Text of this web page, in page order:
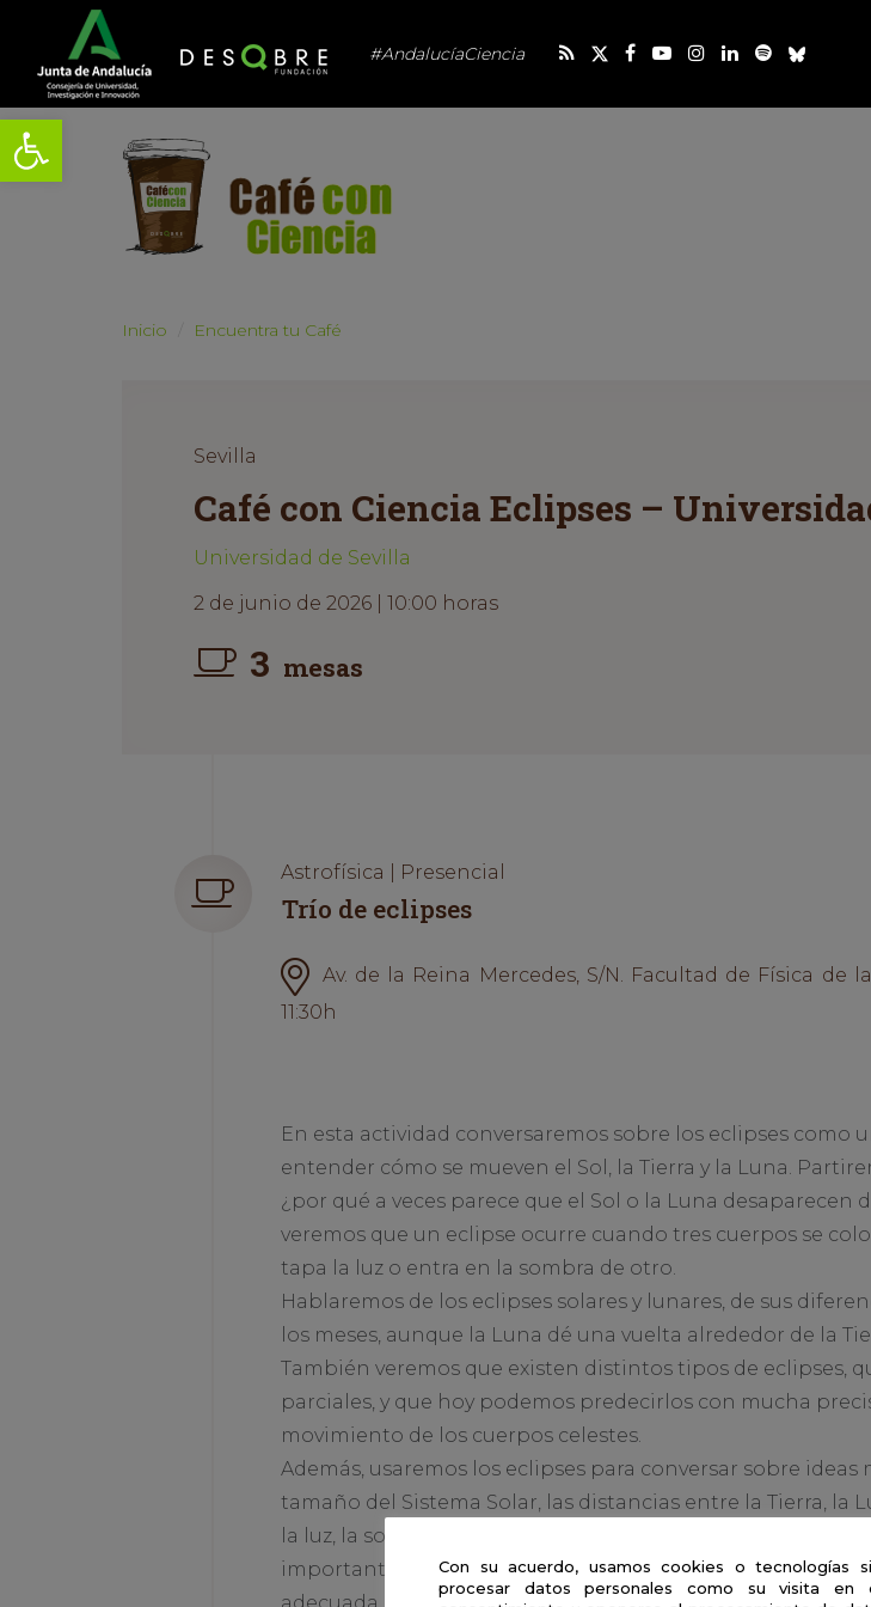
Abrir barra de herramientas
#AndalucíaCiencia
Inicio Encuentra tu Café
Sevilla
Café con Ciencia Eclipses –
Universidad de Sevilla
2 de junio de 2026 | 10:00 horas
3 mesas
Astrofísica | Presencial
Trío de eclipses
Av. de la Reina Mercedes, S/N. Facultad de Física de
11:30h
En esta actividad conversaremos sobre los eclipses como
entender cómo se mueven el Sol, la Tierra y la Luna.
¿por qué a veces parece que el Sol o la Luna desaparecen
veremos que un eclipse ocurre cuando tres cuerpos se
tapa la luz o entra en la sombra de otro.
Hablaremos de los eclipses solares y lunares, de sus
los meses, aunque la Luna dé una vuelta alrededor de la
También veremos que existen distintos tipos de eclipses,
parciales, y que hoy podemos predecirlos con mucha
movimiento de los cuerpos celestes.
Además, usaremos los eclipses para conversar sobre ideas
tamaño del Sistema Solar, las distancias entre la Tierra, la
la luz, la sombra y la importancia de observar el cielo con
importante en los eclipses solares, que nunca deben
Con su acuerdo, usamos cookies o tecnologías
procesar datos personales como su visita